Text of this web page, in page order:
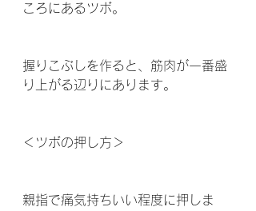
ころにあるツボ。
握りこぶしを作ると、筋肉が一番盛
り上がる辺りにあります。
＜ツボの押し方＞
親指で痛気持ちいい程度に押しま